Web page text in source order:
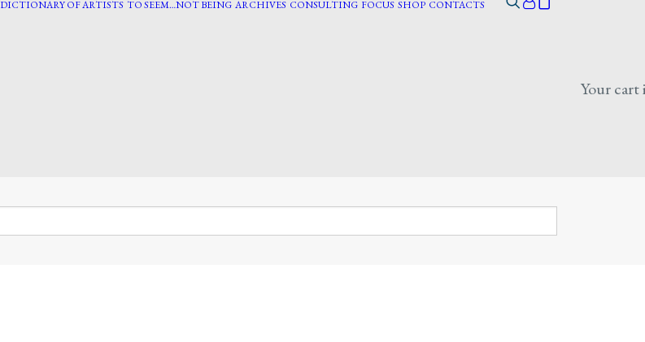
DICTIONARY OF ARTISTS TO SEEM…NOT BEING ARCHIVES CONSULTING FOCUS SHOP CONTACTS
Your cart